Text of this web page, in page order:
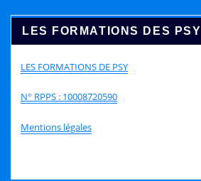
LES FORMATIONS DES PSY
LES FORMATIONS DE PSY
N° RPPS : 10008720590
Mentions légales